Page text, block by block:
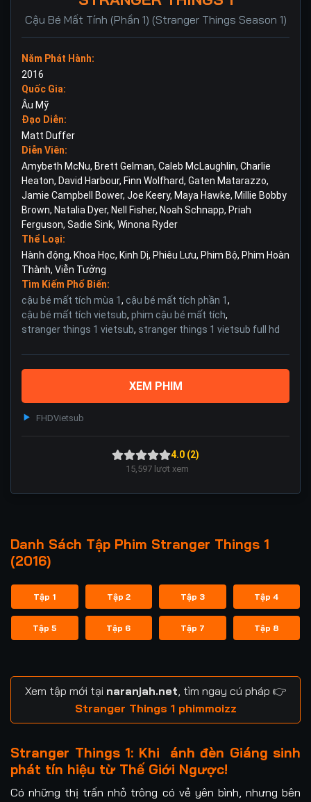
Cậu Bé Mất Tính (Phần 1) (Stranger Things Season 1)
Năm Phát Hành:
2016
Quốc Gia:
Âu Mỹ
Đạo Diễn:
Matt Duffer
Diễn Viên:
Amybeth McNu, Brett Gelman, Caleb McLaughlin, Charlie
Heaton, David Harbour, Finn Wolfhard, Gaten Matarazzo,
Jamie Campbell Bower, Joe Keery, Maya Hawke, Millie Bobby
Brown, Natalia Dyer, Nell Fisher, Noah Schnapp, Priah
Ferguson, Sadie Sink, Winona Ryder
Thể Loại:
Hành động, Khoa Học, Kinh Dị, Phiêu Lưu, Phim Bộ, Phim Hoàn
Thành, Viễn Tưởng
Tìm Kiếm Phổ Biến:
cậu bé mất tích mùa 1 , cậu bé mất tích phần 1 ,
cậu bé mất tích vietsub, phim cậu bé mất tích,
stranger things 1 vietsub, stranger things 1 vietsub full hd
XEM PHIM
FHDVietsub
4.0 (2)
15,597lượt xem
Danh Sách Tập Phim Stranger Things 1
(2016)
Tập 1 Tập 2 Tập 3 Tập 4
Tập 5 Tập 6 Tập 7 Tập 8
Xem tập mới tại naranjah.net , tìm ngay cú pháp 👉
Stranger Things 1 phimmoizz
Stranger Things 1: Khi ánh đèn Giáng sinh
phát tín hiệu từ Thế Giới Ngược!
Có những thị trấn nhỏ trông có vẻ yên bình, nhưng bên